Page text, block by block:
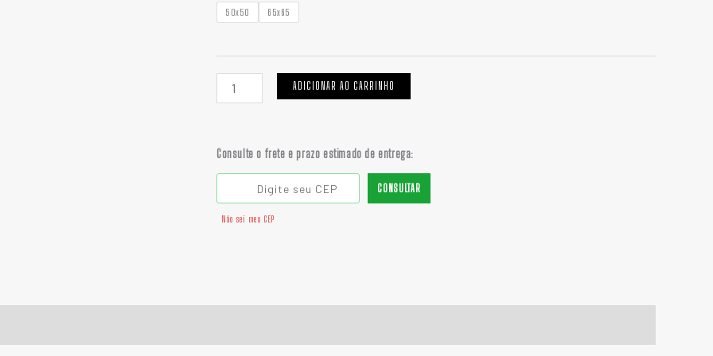
50x50 65x65
quantidade
ADICIONAR AO CARRINHO
Consulte o frete e prazo estimado de entrega:
CONSULTAR
Não sei meu CEP